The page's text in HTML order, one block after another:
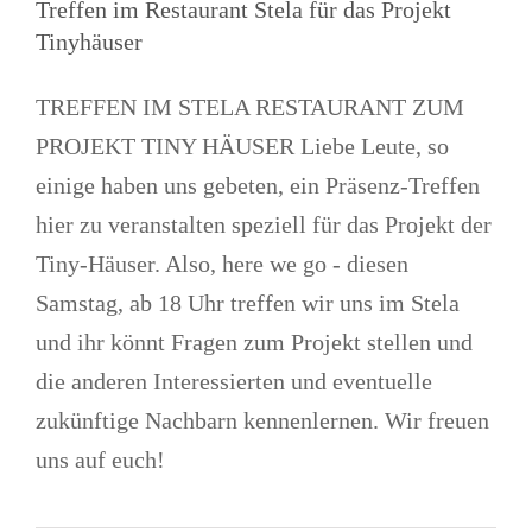
Treffen im Restaurant Stela für das Projekt
Tinyhäuser
TREFFEN IM STELA RESTAURANT ZUM
PROJEKT TINY HÄUSER Liebe Leute, so
einige haben uns gebeten, ein Präsenz-Treffen
hier zu veranstalten speziell für das Projekt der
Tiny-Häuser. Also, here we go - diesen
Samstag, ab 18 Uhr treffen wir uns im Stela
und ihr könnt Fragen zum Projekt stellen und
die anderen Interessierten und eventuelle
zukünftige Nachbarn kennenlernen. Wir freuen
uns auf euch!Neue Telegram-Gruppe für
Wohnungen zum Kauf in